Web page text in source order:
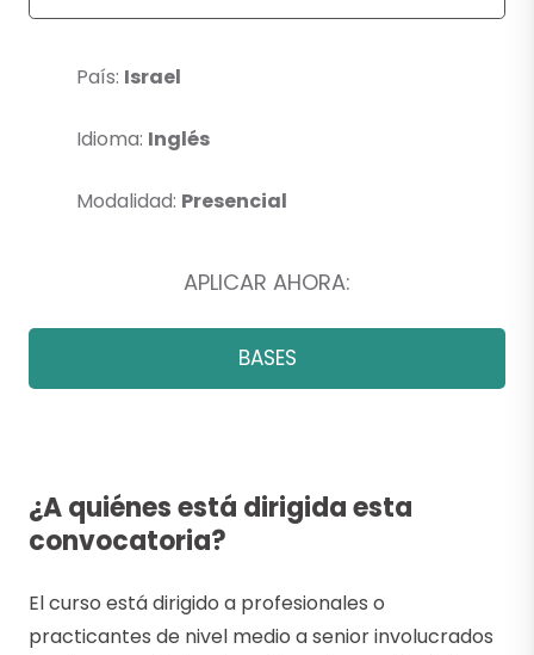
País: Israel
Idioma: Inglés
Modalidad: Presencial
APLICAR AHORA:
BASES
¿A quiénes está dirigida esta
convocatoria?
El curso está dirigido a profesionales o
practicantes de nivel medio a senior involucrados